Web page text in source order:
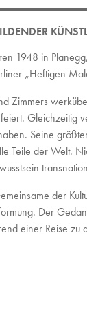
1948 in
„Heftigen
Zimmers
Gleichzeitig
Seine
Teile der Welt.
der
Der
einer Reise zu